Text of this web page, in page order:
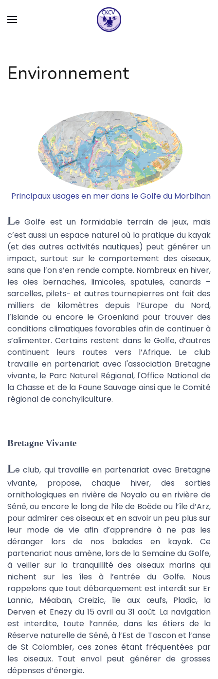
Environnement
Principaux usages en mer dans le Golfe du Morbihan
Le Golfe est un formidable terrain de jeux, mais
c’est aussi un espace naturel où la pratique du kayak
(et des autres activités nautiques) peut générer un
impact, surtout sur le comportement des oiseaux,
sans que l’on s’en rende compte. Nombreux en hiver,
les oies bernaches, limicoles, spatules, canards –
sarcelles, pilets- et autres tournepierres ont fait des
milliers de kilomètres depuis l’Europe du Nord,
l’Islande ou encore le Groenland pour trouver des
conditions climatiques favorables afin de continuer à
s’alimenter. Certains restent dans le Golfe, d’autres
continuent leurs routes vers l’Afrique. Le club
travaille en partenariat avec l'association Bretagne
vivante, le Parc Naturel Régional, l'Office National de
la Chasse et de la Faune Sauvage ainsi que le Comité
régional de conchyliculture.
Bretagne Vivante
Le club, qui travaille en partenariat avec Bretagne
vivante, propose, chaque hiver, des sorties
ornithologiques en rivière de Noyalo ou en rivière de
Séné, ou encore le long de l’ile de Boëde ou l’île d’Arz,
pour admirer ces oiseaux et en savoir un peu plus sur
leur mode de vie afin d’apprendre à ne pas les
déranger lors de nos balades en kayak. Ce
partenariat nous amène, lors de la Semaine du Golfe,
à veiller sur la tranquillité des oiseaux marins qui
nichent sur les îles à l’entrée du Golfe. Nous
rappelons que tout débarquement est interdit sur Er
Lannic, Méaban, Creizic, île aux œufs, Pladic, la
Derven et Enezy du 15 avril au 31 août. La navigation
est interdite, toute l’année, dans les étiers de la
Réserve naturelle de Séné, à l’Est de Tascon et l’anse
de St Colombier, ces zones étant fréquentées par
les oiseaux. Tout envol peut générer de grosses
dépenses d’énergie.